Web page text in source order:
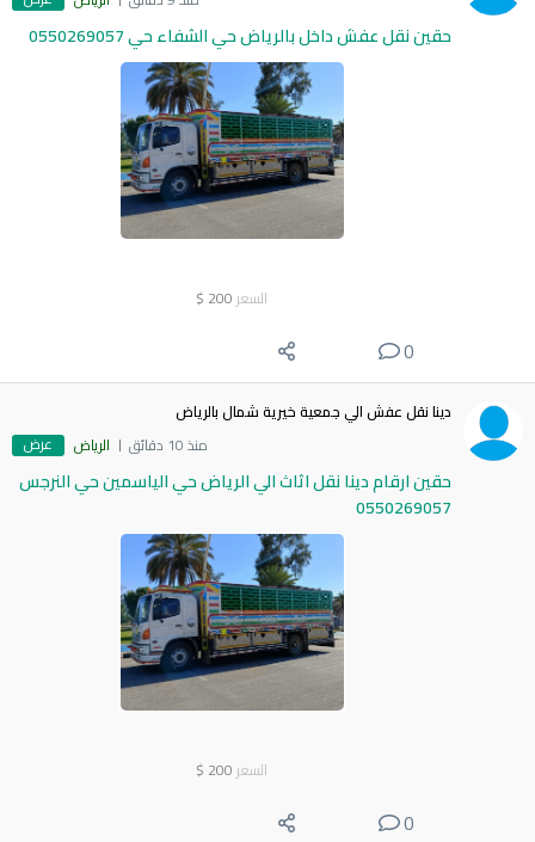
حقين نقل عفش داخل بالرياض حي الشفاء حي 0550269057
السعر 200
$
0
دينا نقل عفش الي جمعية خيرية شمال بالرياض
منذ 10 دقائق
الرياض عرض
حقين ارقام دينا نقل اثاث الي الرياض حي الياسمين حي النرجس
0550269057
السعر 200
$
0